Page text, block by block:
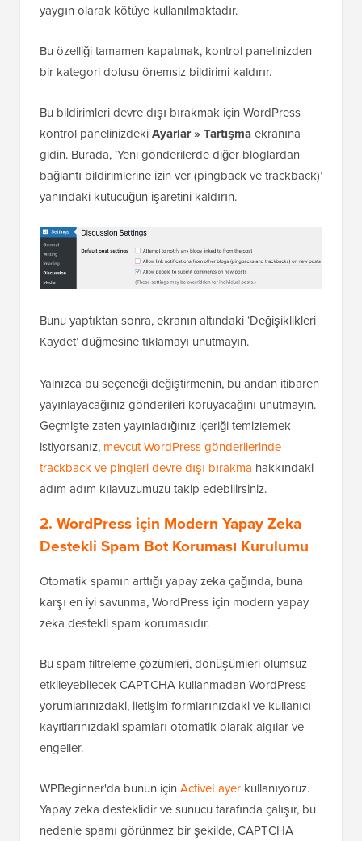
kontrol panelinizdekiAyarlar » Tartışmaekranına
gidin. Burada, ‘Yeni gönderilerde diğer bloglardan
yanındaki kutucuğun işaretini kaldırın.
Bunu yaptıktan sonra, ekranın altındaki ‘Değişiklikleri
Kaydet’ düğmesine tıklamayı unutmayın.
Yalnızca bu seçeneği değiştirmenin, bu andan itibaren
yayınlayacağınız gönderileri koruyacağını unutmayın.
Geçmişte zaten yayınladığınız içeriği temizlemek
trackback ve pingleri devre dışı bırakmahakkındaki
adım adım kılavuzumuzu takip edebilirsiniz.
2. WordPress için Modern Yapay Zeka
Destekli Spam Bot Koruması Kurulumu
Otomatik spamın arttığı yapay zeka çağında, buna
karşı en iyi savunma, WordPress için modern yapay
zeka destekli spam korumasıdır.
Bu spam filtreleme çözümleri, dönüşümleri olumsuz
etkileyebilecek CAPTCHA kullanmadan WordPress
yorumlarınızdaki, iletişim formlarınızdaki ve kullanıcı
engeller.
WPBeginner'da bunun içinActiveLayerkullanıyoruz.
Yapay zeka desteklidir ve sunucu tarafında çalışır, bu
nedenle spamı görünmez bir şekilde, CAPTCHA
Son 30 günde web sitemizde 25.739'dan fazla spam
yorum ve iletişim formu gönderimini engelledi. Hatta